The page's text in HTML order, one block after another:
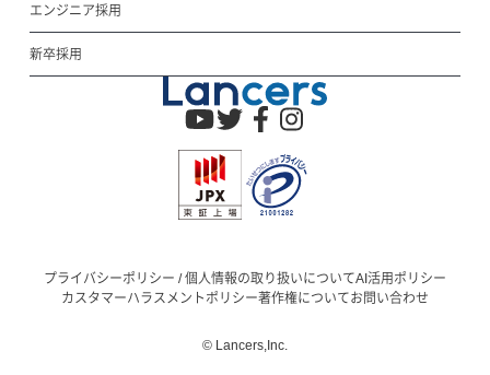
エンジニア採用
新卒採用
プライバシーポリシー / 個人情報の取り扱いについてAI活用ポリシー
カスタマーハラスメントポリシー著作権についてお問い合わせ
© Lancers,Inc.